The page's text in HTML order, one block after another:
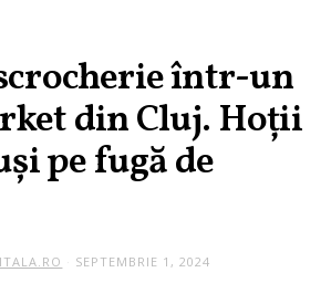
într-un
din Cluj. Hoţii
pe fugă de
SEPTEMBRIE 1, 2024